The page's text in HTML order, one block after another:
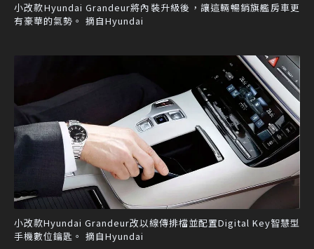
小改款Hyundai Grandeur將內裝升級後，讓這輛暢銷旗艦房車更
有豪華的氣勢。 摘自Hyundai
小改款Hyundai Grandeur改以線傳排檔並配置Digital Key智慧型
手機數位鑰匙。 摘自Hyundai